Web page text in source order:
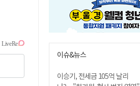
이슈&뉴스
이승기, 전세금 105억 날리